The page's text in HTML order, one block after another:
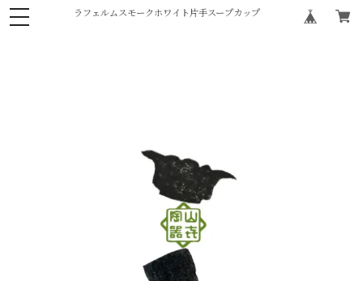
ラフェルムスモークホワイト片手スープカップ